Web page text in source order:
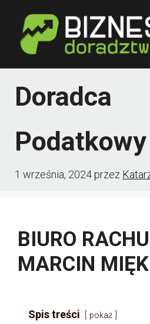
treści
Doradca
1 września, 2024przez
BIURO
MARCIN
Spis treści pokaż